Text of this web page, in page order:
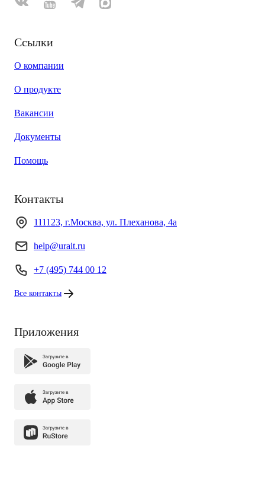
Ссылки
О компании
О продукте
Вакансии
Документы
Помощь
Контакты
111123, г.Москва, ул. Плеханова, 4а
help@urait.ru
+7 (495) 744 00 12
Все контакты
Приложения